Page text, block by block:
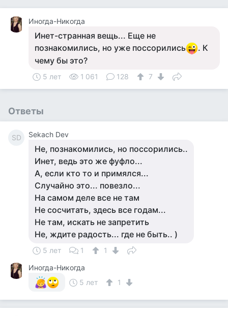
Иногда-Никогда
Инет-странная вещь... Еще не
познакомились, но уже поссорились
. К
чему бы это?
5 лет 1 061 128 7
Ответы
SD Sekach Dev
Не, познакомились, но поссорились..
Инет, ведь это же фуфло...
А, если кто то и примялся...
Случайно это... повезло...
На самом деле все не там
Не сосчитать, здесь все годам...
Не там, искать не запретить
Не, ждите радость... где не быть.. )
5 лет 1
1
Иногда-Никогда
5 лет
1